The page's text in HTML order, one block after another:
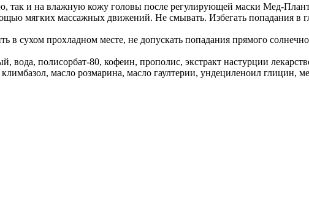
так и на влажную кожу головы после регулирующей маски Мед-
мягких массажных движений. Не смывать. Избегать попадания в
в сухом прохладном месте, не допускать попадания прямого
вода, полисорбат-80, кофеин, прополис, экстракт настурции
масло розмарина, масло гаултерии, ундециленоил глицин,